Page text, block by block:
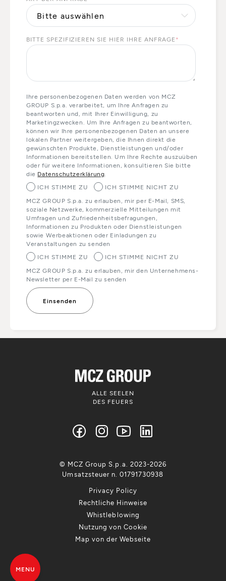
BITTE SPEZIFIZIEREN SIE HIER IHRE ANFRAGE *
Ihre personenbezogenen Daten werden von MCZ
GROUP S.p.a. verarbeitet, um Ihre Anfragen zu
beantworten und, mit Ihrer Einwilligung, zu
Marketingzwecken. Um Ihre Anfragen zu beantworten,
können wir Ihre personenbezogenen Daten an unsere
lokalen Partner weitergeben, die Ihnen direkt die
gewünschten Produkte, Dienstleistungen und/oder
Informationen bereitstellen. Um Ihre Rechte auszuüben
oder für weitere Informationen, konsultieren Sie bitte
die Datenschutzerklärung
ICH STIMME ZU
ICH STIMME NICHT ZU
MCZ GROUP S.p.a. zu erlauben, mir per E-Mail, SMS,
soziale Netzwerke, kommerzielle Mitteilungen mit
Umfragen und Zufriedenheitsbefragungen,
Informationen zu Produkten oder Dienstleistungen
sowie Werbeaktionen oder Einladungen zu
Veranstaltungen zu senden
ICH STIMME ZU
ICH STIMME NICHT ZU
MCZ GROUP S.p.a. zu erlauben, mir den Unternehmens-
Newsletter per E-Mail zu senden
ALLE SEELEN
DES FEUERS
Privacy Policy
Rechtliche Hinweise
Whistleblowing
Nutzung von Cookie
Map von der Webseite
© MCZ Group S.p.a. 2023-2026
Umsatzsteuer n. 01791730938
MENU